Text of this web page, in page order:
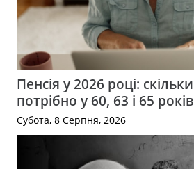
Пенсія у 2026 році:
потрібно у 60, 63 і 65 років
Субота, 8 Серпня, 2026